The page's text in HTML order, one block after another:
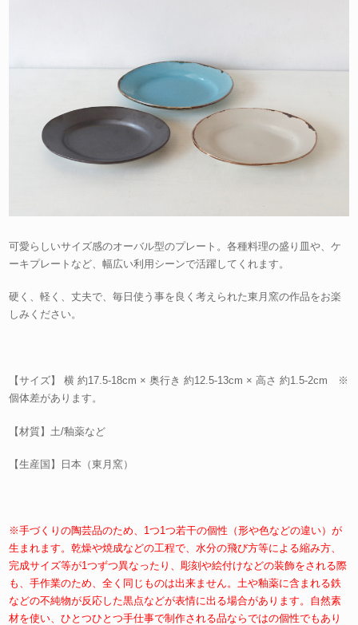
可愛らしいサイズ感のオーバル型のプレート。各種料理の盛り皿や、ケ
ーキプレートなど、幅広い利用シーンで活躍してくれます。
硬く、軽く、丈夫で、毎日使う事を良く考えられた東月窯の作品をお楽
しみください。
【サイズ】 横 約17.5-18cm × 奥行き 約12.5-13cm × 高さ 約1.5-2cm ※
個体差があります。
【材質】土/釉薬など
【生産国】日本（東月窯）
※手づくりの陶芸品のため、1つ1つ若干の個性（形や色などの違い）が
生まれます。乾燥や焼成などの工程で、水分の飛び方等による縮み方、
完成サイズ等が1つずつ異なったり、彫刻や絵付けなどの装飾をされる際
も、手作業のため、全く同じものは出来ません。土や釉薬に含まれる鉄
などの不純物が反応した黒点などが表情に出る場合があります。自然素
材を使い、ひとつひとつ手仕事で制作される品ならではの個性でもあり